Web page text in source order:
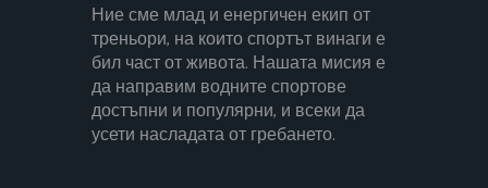
Ние сме млад и енергичен екип от
треньори, на които спортът винаги е
бил част от живота. Нашата мисия е
да направим водните спортове
достъпни и популярни, и всеки да
усети насладата от гребането.